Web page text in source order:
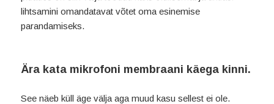
lihtsamini omandatavat võtet oma esinemise
parandamiseks.
Ära kata mikrofoni membraani käega kinni.
See näeb küll äge välja aga muud kasu sellest ei ole.